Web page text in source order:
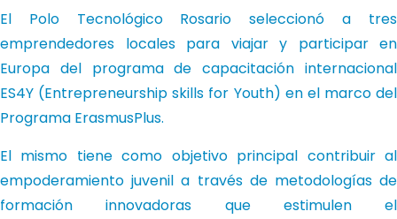
El Polo Tecnológico Rosario seleccionó a tres
emprendedores locales para viajar y participar en
Europa del programa de capacitación internacional
ES4Y (Entrepreneurship skills for Youth) en el marco del
Programa ErasmusPlus.
El mismo tiene como objetivo principal contribuir al
empoderamiento juvenil a través de metodologías de
formación innovadoras que estimulen el